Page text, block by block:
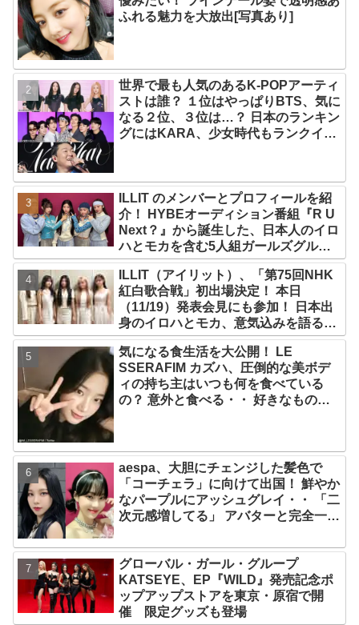
ふれる魅力を大放出[写真あり]
世界で最も人気のあるK-POPアーティ
ストは誰？ １位はやっぱりBTS、気に
なる２位、３位は…？ 日本のランキン
グにはKARA、少女時代もランクイ
ILLIT のメンバーとプロフィールを紹
介！ HYBEオーディション番組『R U
Next？』から誕生した、日本人のイロ
ハとモカを含む5人組ガールズグルー
プ！ デビュー曲「Magnetic」がいき
なりの大ヒット
ILLIT（アイリット）、「第75回NHK
紅白歌合戦」初出場決定！ 本日
（11/19）発表会見にも参加！ 日本出
身のイロハとモカ、意気込みを語る
「ずっと夢見てたステージ…嬉しくて
光栄」
気になる食生活を大公開！ LE
SSERAFIM カズハ、圧倒的な美ボデ
ィの持ち主はいつも何を食べている
の？ 意外と食べる・・ 好きなものを
aespa、大胆にチェンジした髪色で
「コーチェラ」に向けて出国！ 鮮やか
なパープルにアッシュグレイ・・ 「二
次元感増してる」 アバターと完全一致
グローバル・ガール・グループ
KATSEYE、EP『WILD』発売記念ポ
ップアップストアを東京・原宿で開
催 限定グッズも登場